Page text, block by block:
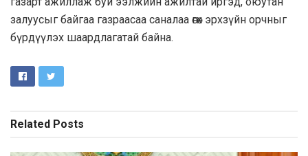
залуусыг байгаа газраасаа саналаа өгөх эрхзүйн орчныг
бүрдүүлэх шаардлагатай байна.
Related Posts